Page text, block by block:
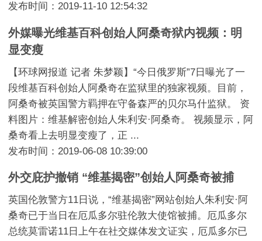
发布时间：2019-11-10 12:54:32
外媒曝光维基百科创始人阿桑奇狱内视频：明
显变瘦
【环球网报道 记者 朱梦颖】“今日俄罗斯”7日曝光了一
段维基百科创始人阿桑奇在监狱里的独家视频。目前，
阿桑奇被英国警方羁押在守备森严的贝尔马什监狱。 资
料图片：维基解密创始人朱利安·阿桑奇。 视频显示，阿
桑奇看上去明显变瘦了，正 ...
发布时间：2019-06-08 10:39:00
外交庇护撤销 “维基揭密”创始人阿桑奇被捕
英国伦敦警方11日说，“维基揭密”网站创始人朱利安·阿
桑奇已于当日在厄瓜多尔驻伦敦大使馆被捕。厄瓜多尔
总统莫雷诺11日上午在社交媒体发文证实，厄瓜多尔已